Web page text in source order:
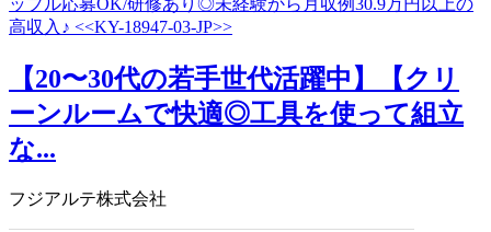
【20〜30代の若手世代活躍中】【クリ
ーンルームで快適◎工具を使って組立
な...
フジアルテ株式会社